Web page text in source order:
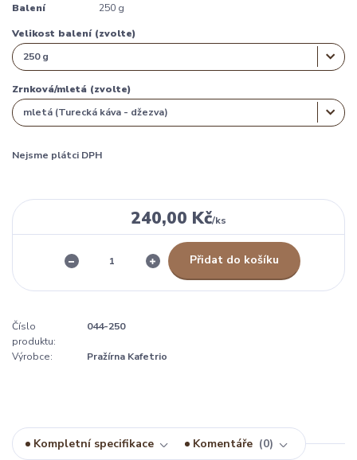
Balení 250 g
Velikost balení (zvolte)
Zrnková/mletá (zvolte)
Nejsme plátci DPH
240,00 Kč/ks
Přidat do košíku
Číslo
produktu:
044-250
Výrobce: Pražírna Kafetrio
Kompletní specifikace Komentáře 0